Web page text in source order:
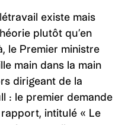
existe mais
plutôt qu’en
le Premier ministre
main dans la main
dirigeant de la
: le premier demande
intitulé « Le